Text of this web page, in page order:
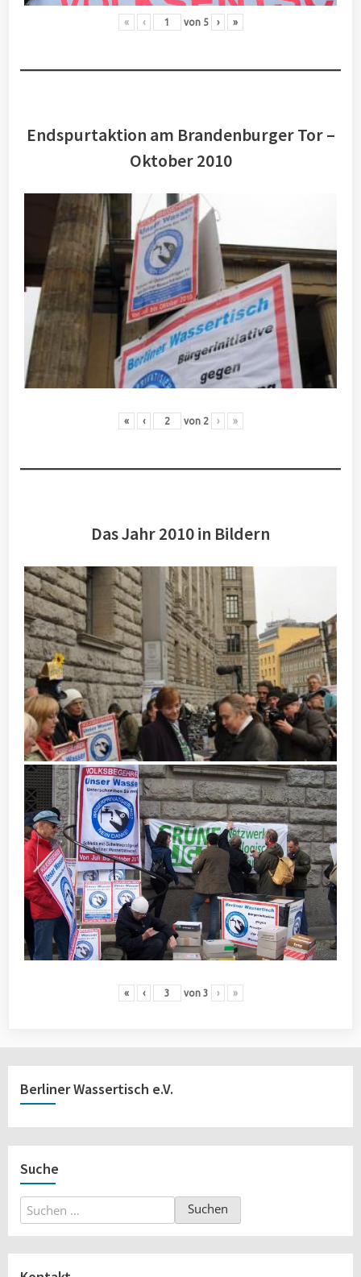
« ‹ von 5 › »
Endspurtaktion am Brandenburger Tor –
Oktober 2010
« ‹ von 2 › »
Das Jahr 2010 in Bildern
« ‹ von 3 › »
Berliner Wassertisch e.V.
Suche
Suchen
nach: